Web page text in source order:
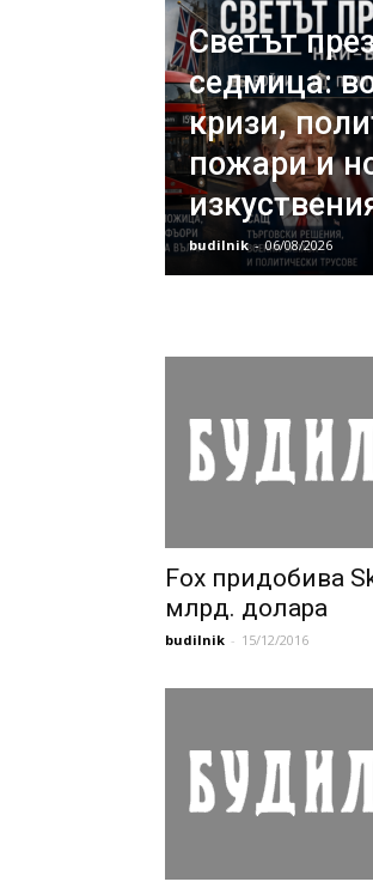
Светът
седмица:
кризи,
пожари и
budilnik - 06/08/2026
Fox придобива
млрд. долара
budilnik - 15/12/2016